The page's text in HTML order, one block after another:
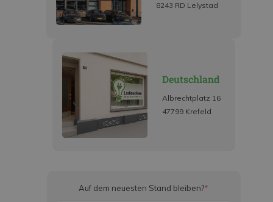
8243 RD Lelystad
Deutschland
Albrechtplatz 16
47799 Krefeld
Auf dem neuesten Stand bleiben?*